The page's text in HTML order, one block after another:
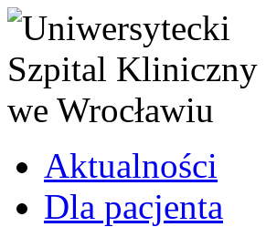
Aktualności
Dla pacjenta